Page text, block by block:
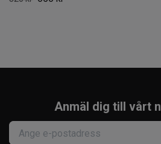
Anmäl dig till vårt